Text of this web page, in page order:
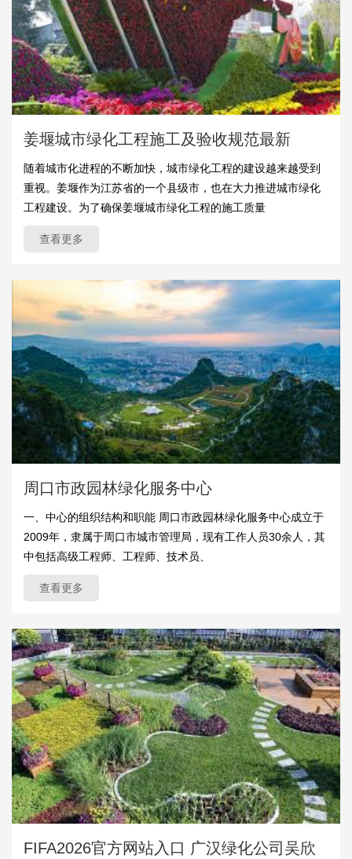
姜堰城市绿化工程施工及验收规范最新
随着城市化进程的不断加快，城市绿化工程的建设越来越受到
重视。姜堰作为江苏省的一个县级市，也在大力推进城市绿化
工程建设。为了确保姜堰城市绿化工程的施工质量
查看更多
周口市政园林绿化服务中心
一、中心的组织结构和职能 周口市政园林绿化服务中心成立于
2009年，隶属于周口市城市管理局，现有工作人员30余人，其
中包括高级工程师、工程师、技术员、
查看更多
FIFA2026官方网站入口 广汉绿化公司吴欣